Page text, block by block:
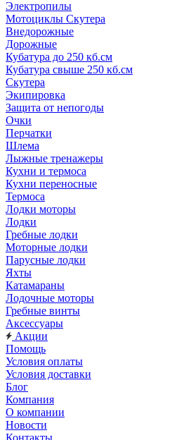
Электропилы
Мотоциклы Скутера
Внедорожные
Дорожные
Кубатура до 250 кб.см
Кубатура свыше 250 кб.см
Скутера
Экипировка
Защита от непогоды
Очки
Перчатки
Шлема
Лыжные тренажеры
Кухни и термоса
Кухни переносные
Термоса
Лодки моторы
Лодки
Гребные лодки
Моторные лодки
Парусные лодки
Яхты
Катамараны
Лодочные моторы
Гребные винты
Аксессуары
Акции
Помощь
Условия оплаты
Условия доставки
Блог
Компания
О компании
Новости
Контакты